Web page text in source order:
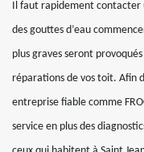
Il faut rapidement contacter
des gouttes d’eau
plus graves seront
réparations de vos toit. Afin
entreprise fiable comme
service en plus des